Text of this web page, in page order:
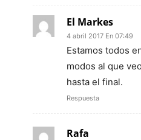
El Markes
4 abril 2017 En 07:49
Estamos todos
modos al que
hasta el final.
Respuesta
Rafa